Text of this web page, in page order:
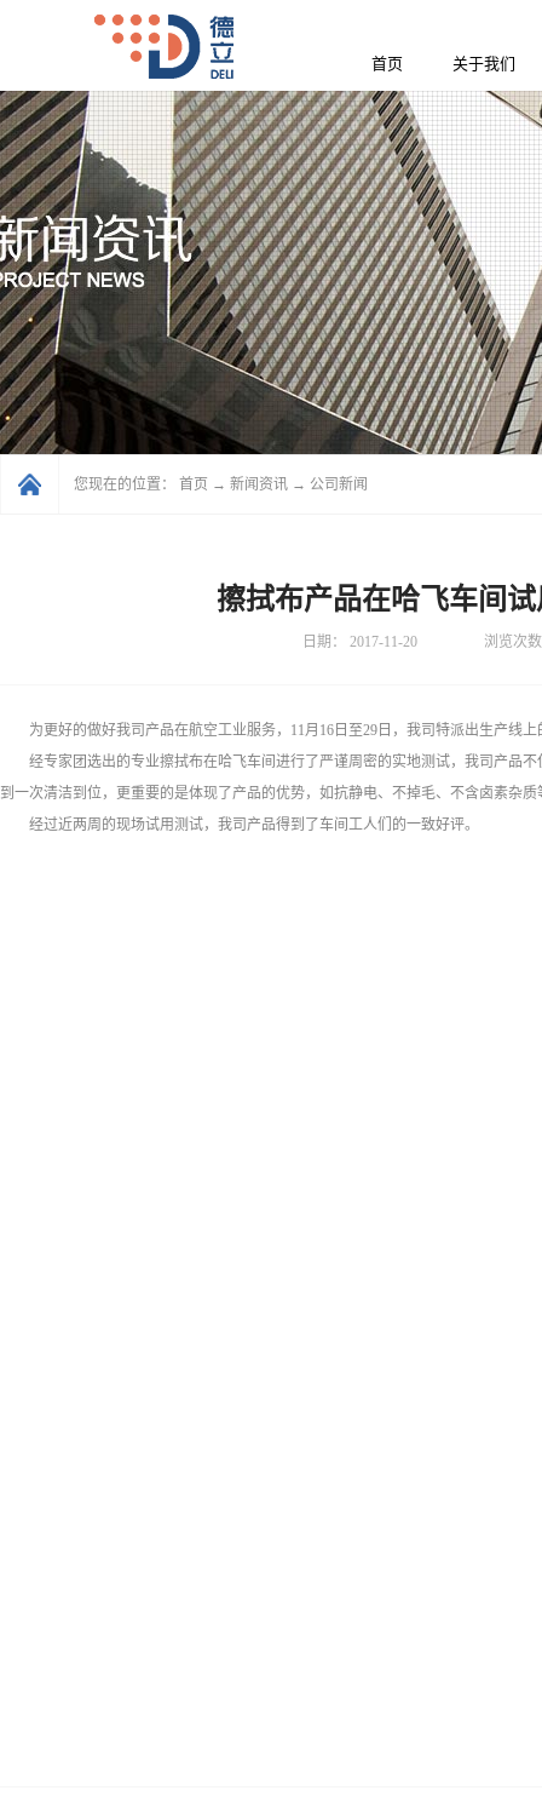
首页 关于我们
您现在的位置： 首页 → 新闻资讯 → 公司新闻
擦拭布产品在哈飞车间
日期： 2017-11-20 浏览次
为更好的做好我司产品在航空工业服务，11月16日至29日，我司特派出生产线
经专家团选出的专业擦拭布在哈飞车间进行了严谨周密的实地测试，我司产品
到一次清洁到位，更重要的是体现了产品的优势，如抗静电、不掉毛、不含卤素杂
经过近两周的现场试用测试，我司产品得到了车间工人们的一致好评。